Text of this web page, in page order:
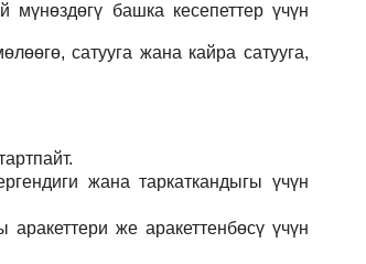
башка кесепеттер үчүн
сатууга жана кайра сатууга,
жана таркаткандыгы үчүн
же аракеттенбөсү үчүн